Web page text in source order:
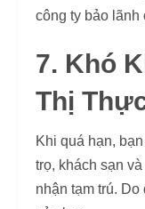
công ty bảo lãnh
7. Khó
Thị
Khi quá hạn,
trọ, khách sạn
nhận tạm trú.